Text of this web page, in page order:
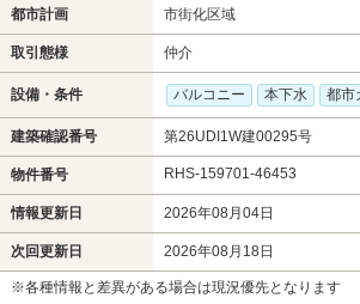
都市計画 市街化区域
取引態様 仲介
設備・条件 バルコニー 本下水 都市
建築確認番号 第26UDI1W建00295号
物件番号 RHS-159701-46453
情報更新日 2026年08月04日
次回更新日 2026年08月18日
※各種情報と差異がある場合は現況優先となります